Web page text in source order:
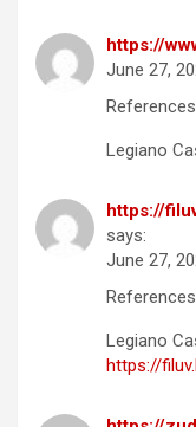
https://
June 27,
Legiano
https://
says:
June 27,
Legiano
https://